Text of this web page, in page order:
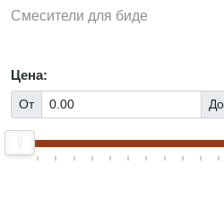
Смесители для биде
Цена:
От До